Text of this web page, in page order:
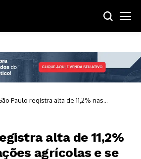
Paulo registra alta de 11,2% nas
exportações agrícolas e se mantém líder
alta de 11,2%
agrícolas e se